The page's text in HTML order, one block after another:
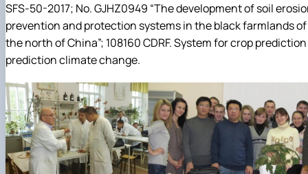
SFS-50-2017; No. GJHZ0949 “The development of soil
prevention and protection systems in the black farmlands of
the north of China”; 108160 CDRF. System for crop prediction
prediction climate change.